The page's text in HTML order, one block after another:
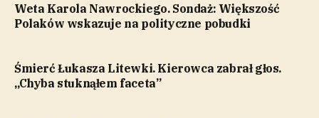
Weta Karola Nawrockiego. Sondaż: Większość
Polaków wskazuje na polityczne pobudki
Śmierć Łukasza Litewki. Kierowca zabrał głos.
„Chyba stuknąłem faceta”